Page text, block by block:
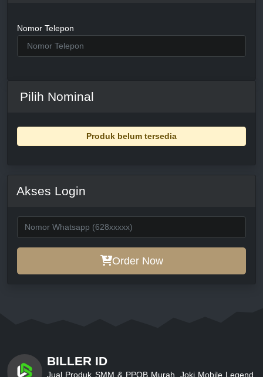
Nomor Telepon
Pilih Nominal
Produk belum tersedia
Akses Login
Order Now
BILLER ID
Jual Produk SMM & PPOB Murah, Joki Mobile Legend,